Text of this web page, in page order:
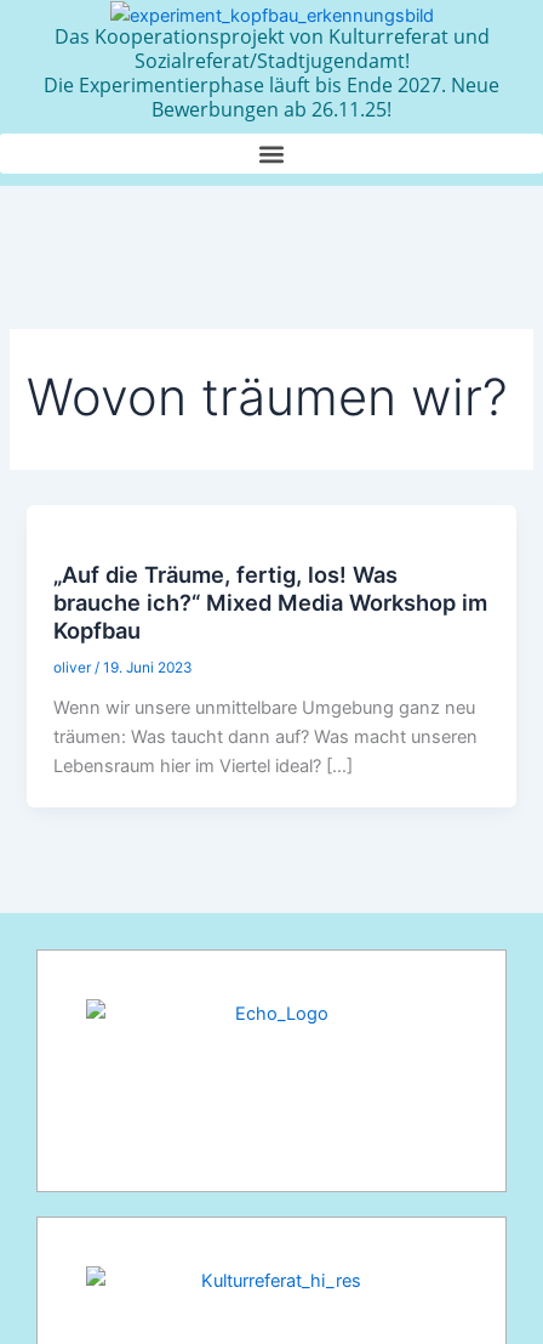
Das Kooperationsprojekt von Kulturreferat und
Sozialreferat/Stadtjugendamt!
Die Experimentierphase läuft bis Ende 2027. Neue
Bewerbungen ab 26.11.25!
Wovon träumen wir?
„Auf die Träume, fertig, los! Was
brauche ich?“ Mixed Media Workshop im
Kopfbau
oliver/19. Juni 2023
Wenn wir unsere unmittelbare Umgebung ganz neu
träumen: Was taucht dann auf? Was macht unseren
Lebensraum hier im Viertel ideal? […]